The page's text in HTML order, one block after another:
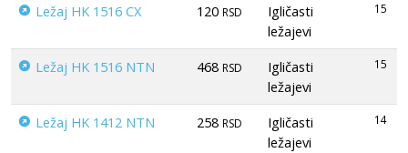
Ležaj HK 1516 CX 120 RSD
Igličasti
ležajevi
15
Ležaj HK 1516 NTN 468 RSD
Igličasti
ležajevi
15
Ležaj HK 1412 NTN 258 RSD
Igličasti
ležajevi
14